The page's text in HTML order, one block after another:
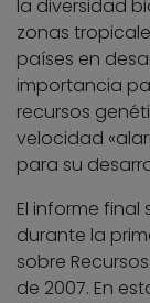
la diversidad
zonas
países en
importancia
recursos
velocidad
para su
El informe final
durante la
sobre
de 2007. En